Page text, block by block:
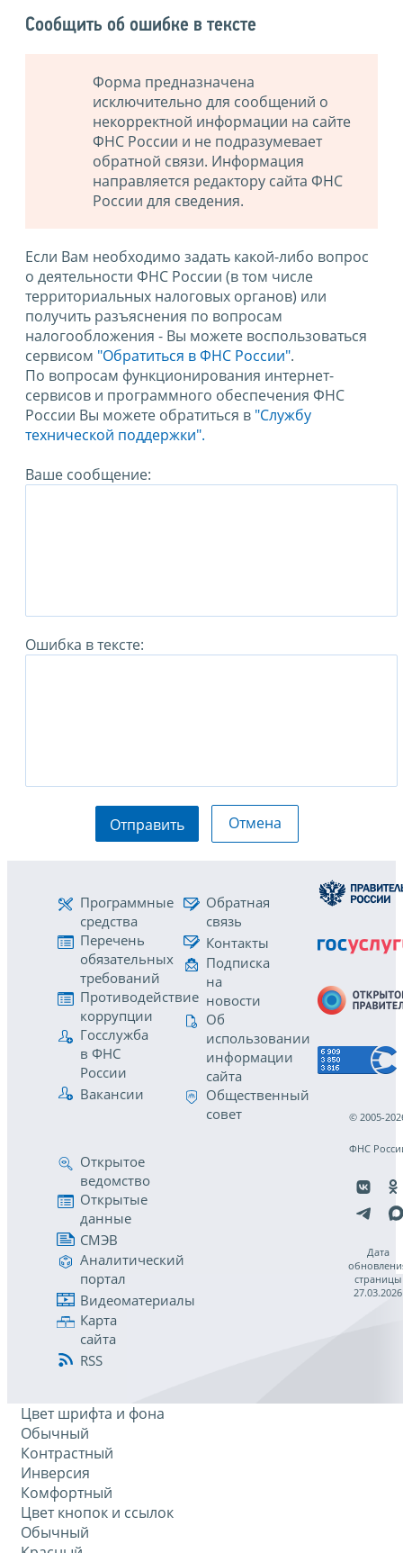
Сообщить об ошибке в тексте
Форма предназначена
исключительно для сообщений о
некорректной информации на сайте
ФНС России и не подразумевает
обратной связи. Информация
направляется редактору сайта ФНС
России для сведения.
Если Вам необходимо задать какой-либо вопрос
о деятельности ФНС России (в том числе
территориальных налоговых органов) или
получить разъяснения по вопросам
налогообложения - Вы можете воспользоваться
сервисом "Обратиться в ФНС России".
По вопросам функционирования интернет-
сервисов и программного обеспечения ФНС
России Вы можете обратиться в "Службу
технической поддержки".
Ваше сообщение:
Ошибка в тексте:
Отправить Отмена
Программные
средства
Перечень
обязательных
требований
Противодействие
коррупции
Госслужба
в ФНС
России
Вакансии
Обратная
связь
Контакты
Подписка
на
новости
Об
использовании
информации
сайта
Общественный
совет
Открытое
ведомство
Открытые
данные
СМЭВ
Аналитический
портал
Видеоматериалы
Карта
сайта
RSS
© 2005-
ФНС
Дата
страницы
27.03.2026
Цвет шрифта и фона
Обычный
Контрастный
Инверсия
Комфортный
Цвет кнопок и ссылок
Обычный